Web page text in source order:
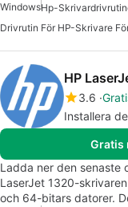
WindowsHp-
Drivrutin För HP-Skrivare
HP
3.6
Installera
Gratis
Ladda ner den senaste
LaserJet 1320-
och 64-bitars datorer.